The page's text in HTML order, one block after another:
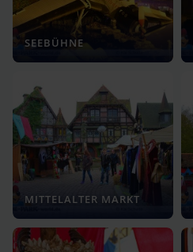
SEEBÜHNE
MITTELALTER MARKT